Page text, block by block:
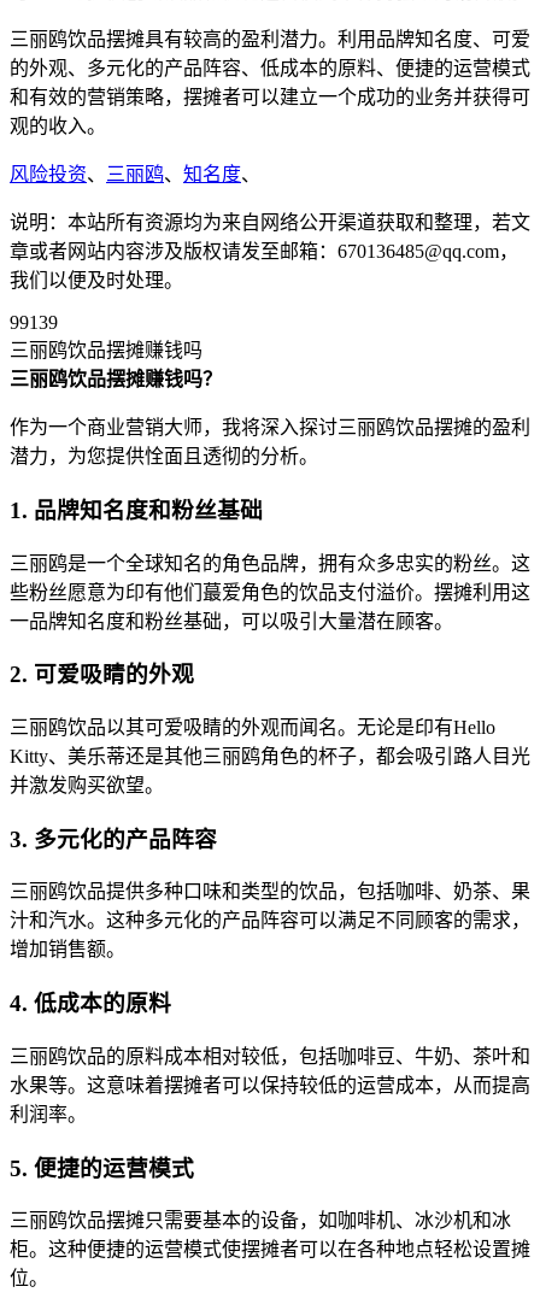
三丽鸥饮品摆摊具有较高的盈利潜力。利用品牌知名度、可爱
的外观、多元化的产品阵容、低成本的原料、便捷的运营模式
和有效的营销策略，摆摊者可以建立一个成功的业务并获得可
观的收入。
风险投资、 三丽鸥、 知名度、
说明：本站所有资源均为来自网络公开渠道获取和整理，若文
章或者网站内容涉及版权请发至邮箱：670136485@qq.com，
我们以便及时处理。
99139
三丽鸥饮品摆摊赚钱吗
三丽鸥饮品摆摊赚钱吗？
作为一个商业营销大师，我将深入探讨三丽鸥饮品摆摊的盈利
潜力，为您提供恮面且透彻的分析。
1. 品牌知名度和粉丝基础
三丽鸥是一个全球知名的角色品牌，拥有众多忠实的粉丝。这
些粉丝愿意为印有他们蕞爱角色的饮品支付溢价。摆摊利用这
一品牌知名度和粉丝基础，可以吸引大量潜在顾客。
2. 可爱吸睛的外观
三丽鸥饮品以其可爱吸睛的外观而闻名。无论是印有Hello
Kitty、美乐蒂还是其他三丽鸥角色的杯子，都会吸引路人目光
并激发购买欲望。
3. 多元化的产品阵容
三丽鸥饮品提供多种口味和类型的饮品，包括咖啡、奶茶、果
汁和汽水。这种多元化的产品阵容可以满足不同顾客的需求，
增加销售额。
4. 低成本的原料
三丽鸥饮品的原料成本相对较低，包括咖啡豆、牛奶、茶叶和
水果等。这意味着摆摊者可以保持较低的运营成本，从而提高
利润率。
5. 便捷的运营模式
三丽鸥饮品摆摊只需要基本的设备，如咖啡机、冰沙机和冰
柜。这种便捷的运营模式使摆摊者可以在各种地点轻松设置摊
位。